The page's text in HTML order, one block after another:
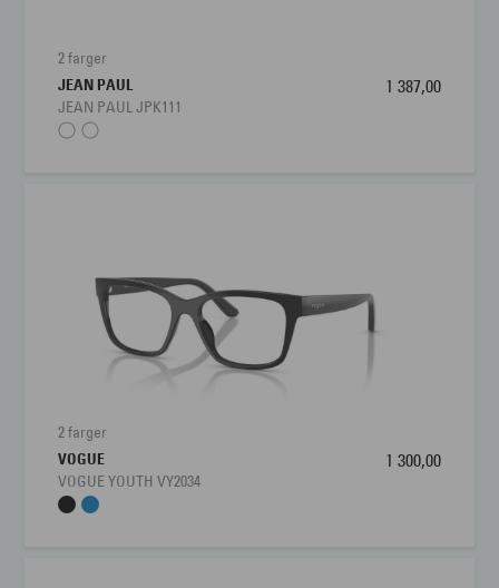
2 farger
JEAN PAUL
JEAN PAUL JPK111
1 387,00
2 farger
VOGUE
VOGUE YOUTH VY2034
1 300,00